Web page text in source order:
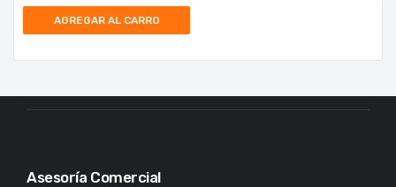
AGREGAR AL CARRO
Asesoría Comercial